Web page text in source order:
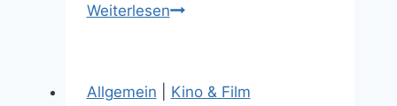
WeiterlesenKing
Bestes
Allgemein Kino & Film